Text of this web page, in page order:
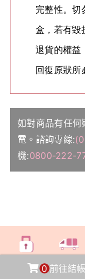
0 前往結帳
完整性。切
盒， 若有毀
退貨的權益
回復原狀所
如對商品有任何
電。諮詢專線:
機:0800-222-
交易安全